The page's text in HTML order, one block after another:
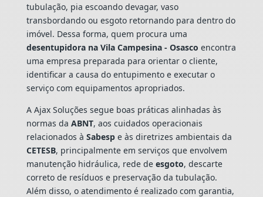
tubulação, pia escoando devagar, vaso
transbordando ou esgoto retornando para dentro do
imóvel. Dessa forma, quem procura uma
desentupidora na Vila Campesina - Osasco encontra
uma empresa preparada para orientar o cliente,
identificar a causa do entupimento e executar o
serviço com equipamentos apropriados.
A Ajax Soluções segue boas práticas alinhadas às
normas da ABNT, aos cuidados operacionais
relacionados à Sabespe às diretrizes ambientais da
CETESB, principalmente em serviços que envolvem
manutenção hidráulica, rede de esgoto, descarte
correto de resíduos e preservação da tubulação.
Além disso, o atendimento é realizado com garantia,